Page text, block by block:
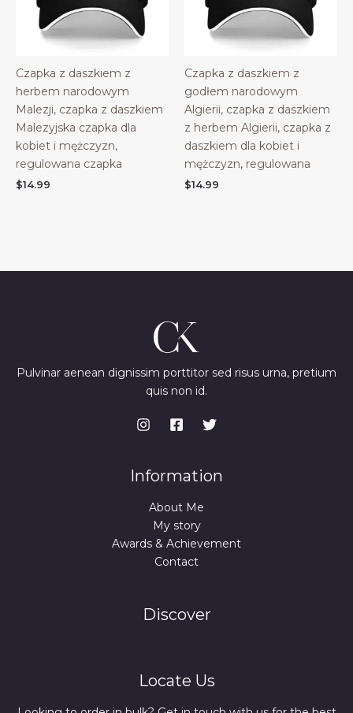
Czapka z daszkiem z
herbem narodowym
Malezji, czapka z daszkiem
Malezyjska czapka dla
kobiet i mężczyzn,
regulowana czapka
$14.99
Czapka z daszkiem z
godłem narodowym
Algierii, czapka z daszkiem
z herbem Algierii, czapka z
daszkiem dla kobiet i
mężczyzn, regulowana
$14.99
Pulvinar aenean dignissim porttitor sed risus urna, pretium
quis non id.
Information
About Me
My story
Awards & Achievement
Contact
Discover
Locate Us